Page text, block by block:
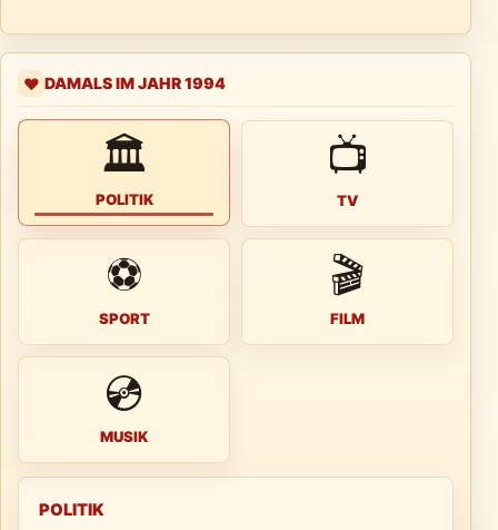
❤️ DAMALS IM JAHR 1994
🏛
POLITIK
📺
TV
⚽
SPORT
🎬
FILM
💿
MUSIK
POLITIK